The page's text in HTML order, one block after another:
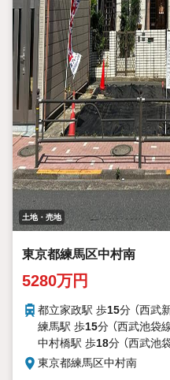
土地・売地
東京都練馬区中村南
5280万円
都立家政駅 歩15分 （西武
練馬駅 歩15分 （西武池袋
中村橋駅 歩18分 （西武池袋
東京都練馬区中村南